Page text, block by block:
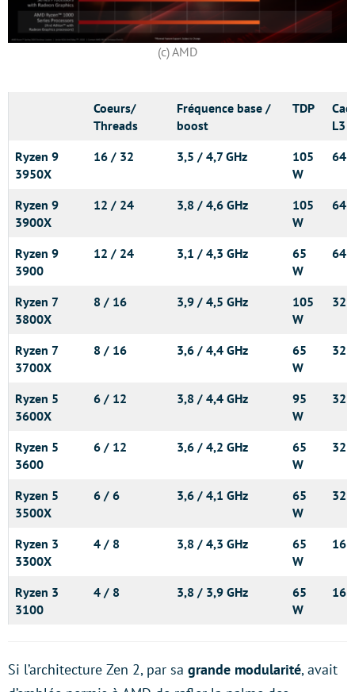
(c) AMD
Coeurs/
Threads
Fréquence base /
boost
TDP
L3
Ryzen 9
3950X
16 / 32 3,5 / 4,7 GHz
105
W
64
Ryzen 9
3900X
12 / 24 3,8 / 4,6 GHz
105
W
64
Ryzen 9
3900
12 / 24 3,1 / 4,3 GHz
65
W
64
Ryzen 7
3800X
8 / 16 3,9 / 4,5 GHz
105
W
32
Ryzen 7
3700X
8 / 16 3,6 / 4,4 GHz
65
W
32
Ryzen 5
3600X
6 / 12 3,8 / 4,4 GHz
95
W
32
Ryzen 5
3600
6 / 12 3,6 / 4,2 GHz
65
W
32
Ryzen 5
3500X
6 / 6 3,6 / 4,1 GHz
65
W
32
Ryzen 3
3300X
4 / 8 3,8 / 4,3 GHz
65
W
16
Ryzen 3
3100
4 / 8 3,8 / 3,9 GHz
65
W
16
Si l’architecture Zen 2, par sa grande modularité, avait